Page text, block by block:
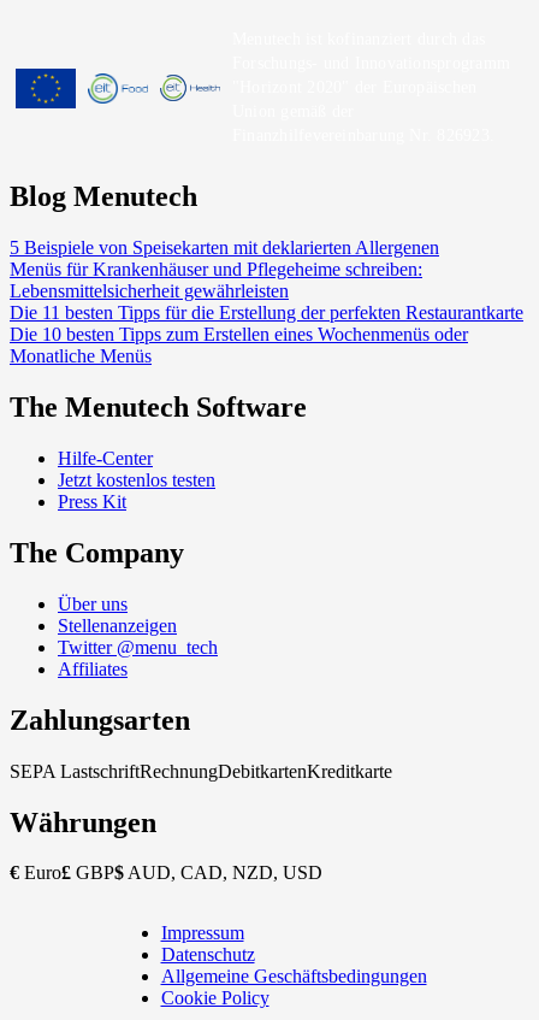
Blog Menutech
5 Beispiele von Speisekarten mit deklarierten Allergenen
Menüs für Krankenhäuser und Pflegeheime schreiben:
Lebensmittelsicherheit gewährleisten
Die 11 besten Tipps für die Erstellung der perfekten Restaurantkarte
Die 10 besten Tipps zum Erstellen eines Wochenmenüs oder
Monatliche Menüs
The Menutech Software
Hilfe-Center
Jetzt kostenlos testen
Press Kit
The Company
Über uns
Stellenanzeigen
Twitter @menu_tech
Affiliates
Zahlungsarten
SEPA LastschriftRechnungDebitkartenKreditkarte
Währungen
€ Euro£ GBP$AUD, CAD, NZD, USD
Copyright
Footer
Impressum
Datenschutz
Allgemeine Geschäftsbedingungen
Cookie Policy